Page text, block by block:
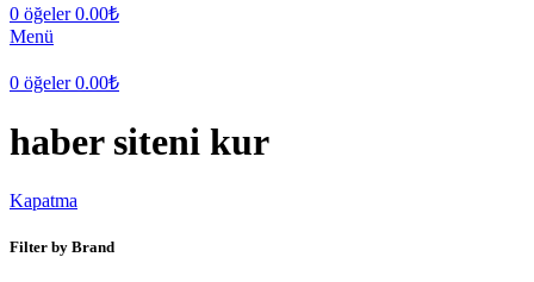
0 öğeler 0.00₺
Menü
0 öğeler 0.00₺
haber siteni kur
Kapatma
Filter by Brand